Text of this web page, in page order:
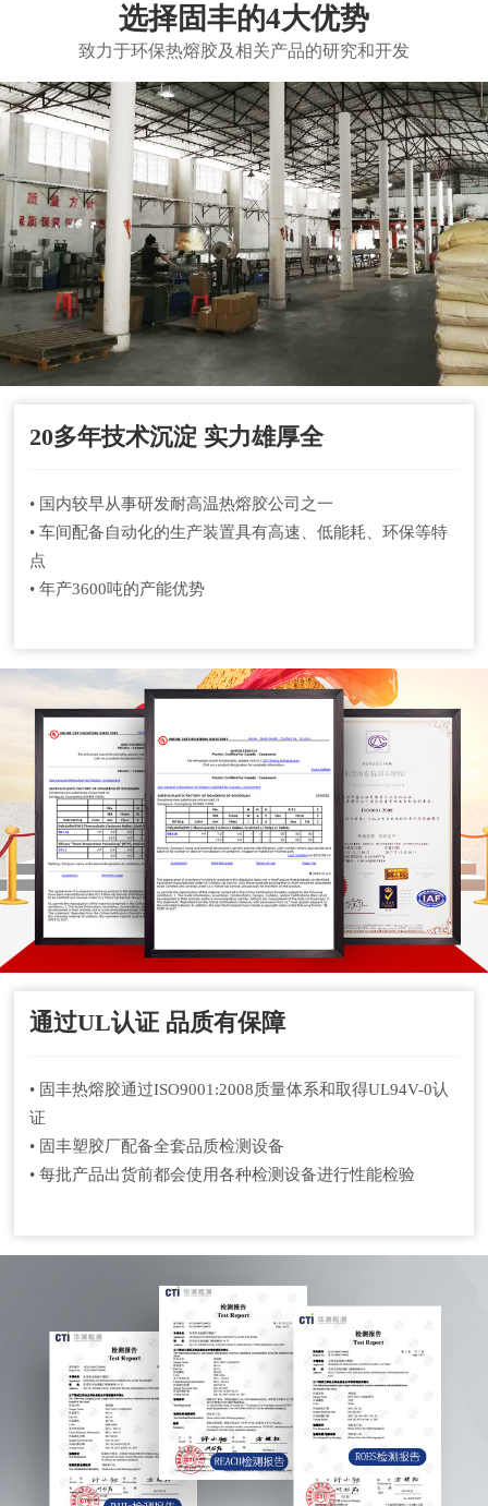
选择固丰的4大优势
致力于环保热熔胶及相关产品的研究和开发
20多年技术沉淀 实力雄厚全
• 国内较早从事研发耐高温热熔胶公司之一
• 车间配备自动化的生产装置具有高速、低能耗、环保等特
点
• 年产3600吨的产能优势
通过UL认证 品质有保障
• 固丰热熔胶通过ISO9001:2008质量体系和取得UL94V-0认
证
• 固丰塑胶厂配备全套品质检测设备
• 每批产品出货前都会使用各种检测设备进行性能检验